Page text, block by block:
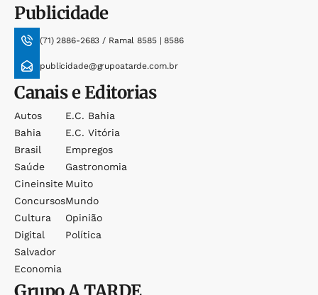
Publicidade
(71) 2886-2683 / Ramal 8585 | 8586
publicidade@grupoatarde.com.br
Canais e Editorias
Autos
Bahia
Brasil
Saúde
Cineinsite
Concursos
Cultura
Digital
Salvador
Economia
E.c. Bahia
E.c. Vitória
Empregos
Gastronomia
Muito
Mundo
Opinião
Política